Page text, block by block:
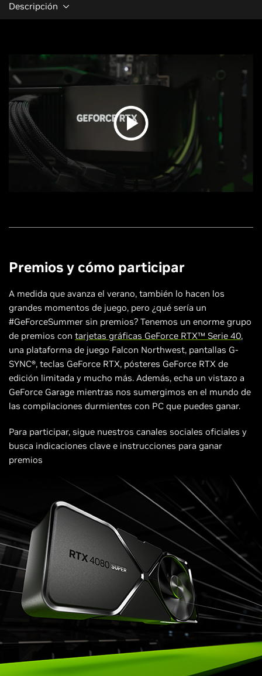
Descripción
Premios y cómo participar
A medida que avanza el verano, también lo hacen los
grandes momentos de juego, pero ¿qué sería un
#GeForceSummer sin premios? Tenemos un enorme grupo
de premios con tarjetas gráficas GeForce RTX™ Serie 40,
una plataforma de juego Falcon Northwest, pantallas G-
SYNC®, teclas GeForce RTX, pósteres GeForce RTX de
edición limitada y mucho más. Además, echa un vistazo a
GeForce Garage mientras nos sumergimos en el mundo de
las compilaciones durmientes con PC que puedes ganar.
Para participar, sigue nuestros canales sociales oficiales y
busca indicaciones clave e instrucciones para ganar
premios